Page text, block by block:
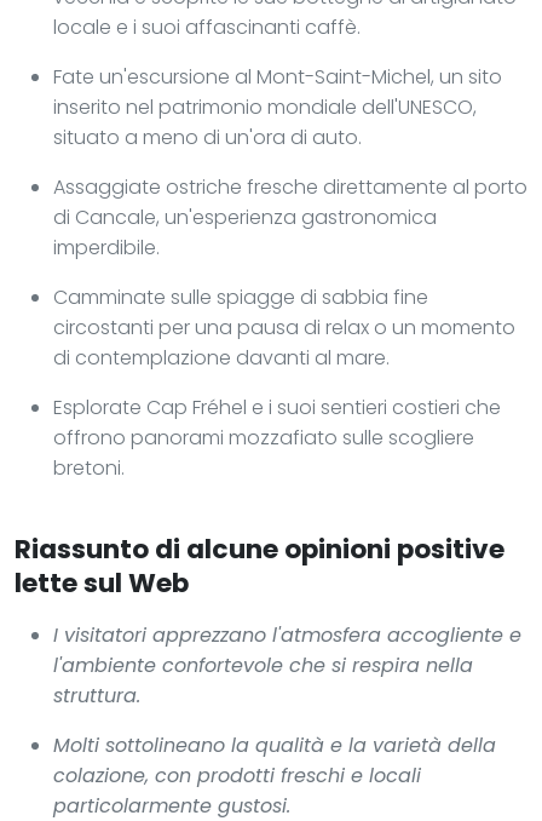
locale e i suoi affascinanti caffè.
Fate un'escursione al Mont-Saint-Michel, un sito
inserito nel patrimonio mondiale dell'UNESCO,
situato a meno di un'ora di auto.
Assaggiate ostriche fresche direttamente al porto
di Cancale, un'esperienza gastronomica
imperdibile.
Camminate sulle spiagge di sabbia fine
circostanti per una pausa di relax o un momento
di contemplazione davanti al mare.
Esplorate Cap Fréhel e i suoi sentieri costieri che
offrono panorami mozzafiato sulle scogliere
bretoni.
Riassunto di alcune opinioni positive
lette sul Web
I visitatori apprezzano l'atmosfera accogliente e
l'ambiente confortevole che si respira nella
struttura.
Molti sottolineano la qualità e la varietà della
colazione, con prodotti freschi e locali
particolarmente gustosi.